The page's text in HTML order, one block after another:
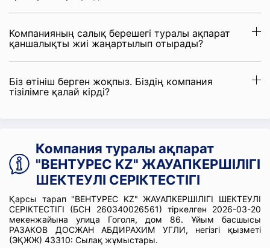
Компанияның салық берешегі туралы ақпарат
қаншалықты жиі жаңартылып отырады?
Біз өтініш берген жоқпыз. Біздің компания
тізілімге қалай кірді?
Компания туралы ақпарат
"ВЕНТУРЕС KZ" ЖАУАПКЕРШІЛІГІ
ШЕКТЕУЛІ СЕРІКТЕСТІГІ
Қарсы тарап "ВЕНТУРЕС KZ" ЖАУАПКЕРШІЛІГІ ШЕКТЕУЛІ
СЕРІКТЕСТІГІ (БСН 260340026561) тіркелген 2026-03-20
мекенжайына улица Гоголя, дом 86. Ұйым басшысы
РАЗАКОВ ДОСЖАН АБДИРАХИМ УГЛИ, негізгі қызметі
(ЭҚЖЖ) 43310: Сылақ жұмыстары.